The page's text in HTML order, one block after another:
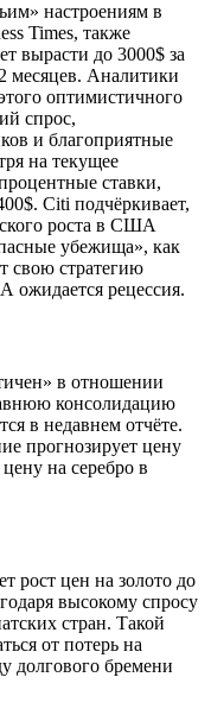
настроениям в
Times, также
вырасти до 3000$ за
месяцев. Аналитики
оптимистичного
спрос,
и благоприятные
на текущее
ставки,
Citi подчёркивает,
роста в США
убежища», как
свою стратегию
рецессия.
в отношении
консолидацию
в недавнем отчёте.
прогнозирует цену
на серебро в
рост цен на золото до
высокому спросу
стран. Такой
от потерь на
долгового бремени